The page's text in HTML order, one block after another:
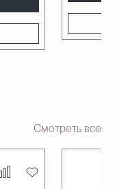
Смотреть все